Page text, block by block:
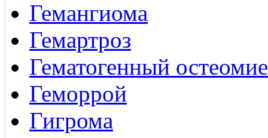
Гемангиома
Гемартроз
Гематогенный
Геморрой
Гигрома